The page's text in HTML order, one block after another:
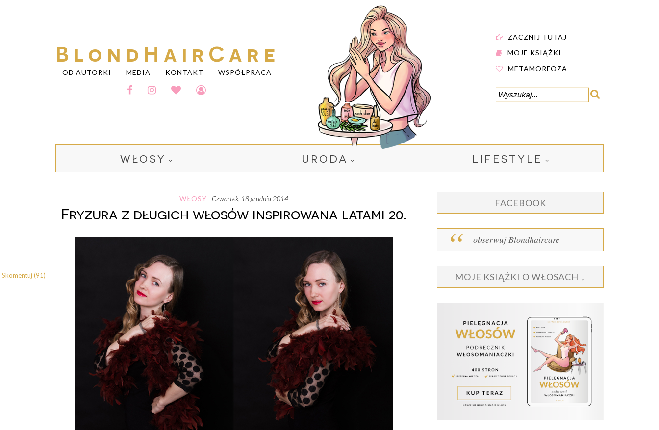
BlondHairCare
OD AUTORKI MEDIA KONTAKT WSPÓŁPRACA
ZACZNIJ TUTAJ
MOJE KSIĄŻKI
METAMORFOZA
WŁOSY URODA LIFESTYLE
WŁOSY czwartek, 18 grudnia 2014
Fryzura z długich włosów inspirowana latami 20.
Skomentuj (91)
FACEBOOK
obserwuj Blondhaircare
MOJE KSIĄŻKI O WŁOSACH ↓